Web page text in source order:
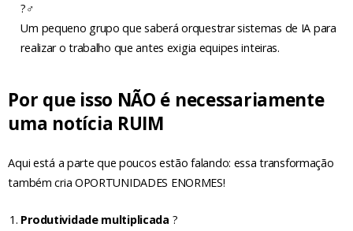
?‍♂️
Um pequeno grupo que saberá orquestrar sistemas de IA para
realizar o trabalho que antes exigia equipes inteiras.
Por que isso NÃO é necessariamente
uma notícia RUIM
Aqui está a parte que poucos estão falando: essa transformação
também cria OPORTUNIDADES ENORMES!
Produtividade multiplicada ?